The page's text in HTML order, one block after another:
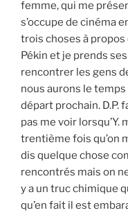
femme, qui me
s’occupe de cinéma
trois choses à propos
Pékin et je prends
rencontrer les gens
nous aurons le
départ prochain. D.P.
pas me voir lorsqu’Y.
trentième fois qu’on
dis quelque chose
rencontrés mais on
y a un truc chimique
qu’en fait il est